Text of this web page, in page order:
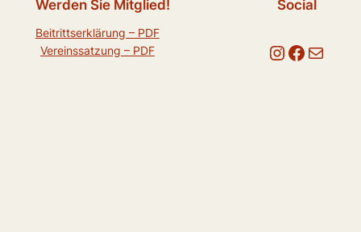
Werden Sie Mitglied!
Beitrittserklärung – PDF
Vereinssatzung – PDF
Social
Instagram Facebook E-Mail